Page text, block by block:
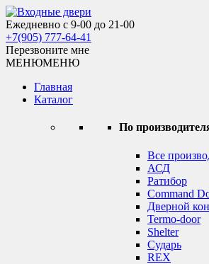
Skip
to
content
Входные двери
Ежедневно с 9-00 до 21-00
+7(905) 777-64-41
Перезвоните мне
МЕНЮМЕНЮ
Главная
Каталог
По
Все
АСД
Ратибор
Command
Дверной
Termo-door
Shelter
Сударь
REX